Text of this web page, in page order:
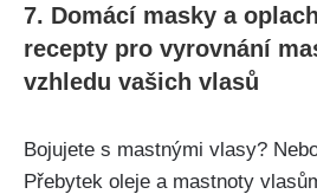
7. Domácí⁢ masky ‌a
recepty pro vyrovnání
vzhledu vašich‌ vlasů
Bojujete s mastnými vlasy?
Přebytek‍ oleje a ‍mastnoty